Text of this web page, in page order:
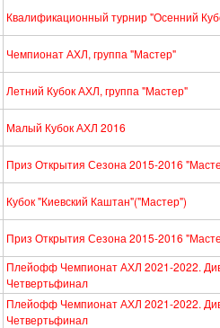
Квалификационный турнир "Осенний
Чемпионат АХЛ, группа "Мастер"
Летний Кубок АХЛ, группа "Мастер"
Малый Кубок АХЛ 2016
Приз Открытия Сезона 2015-2016
Кубок "Киевский Каштан"("Мастер")
Приз Открытия Сезона 2015-2016
Плейофф Чемпионат АХЛ 2021-2022.
Четвертьфинал
Плейофф Чемпионат АХЛ 2021-2022.
Четвертьфинал